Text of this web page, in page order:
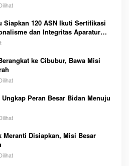
Siapkan 120 ASN Ikuti Sertifikasi
dan Integritas Aparatur
ke Cibubur, Bawa Misi
Peran Besar Bidan Menuju
Meranti Disiapkan, Misi Besar